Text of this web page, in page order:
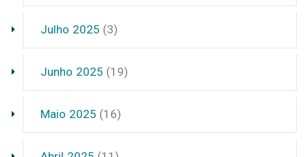
Julho 2025 (3)
Junho 2025 (19)
Maio 2025 (16)